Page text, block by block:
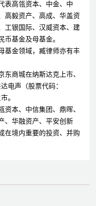
表高瓴资本、中金、中
高毅资产、高成、华盖资
工银国际、汉威资本、建
币基金及母基金。
基金领域，臧律师亦有丰
东商城在纳斯达克上市、
电声（股票代码：
。
资本、中信集团、鼎晖、
、华融资产、平安创新
在境内重要的投资、并购